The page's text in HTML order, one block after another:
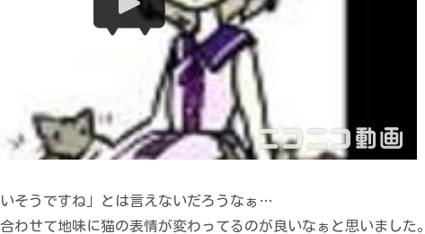
そうですね」とは言えないだろうなぁ…
わせて地味に猫の表情が変わってるのが良いなぁと思いました。